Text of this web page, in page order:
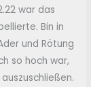
war das
Bin in
und Rötung
so hoch war,